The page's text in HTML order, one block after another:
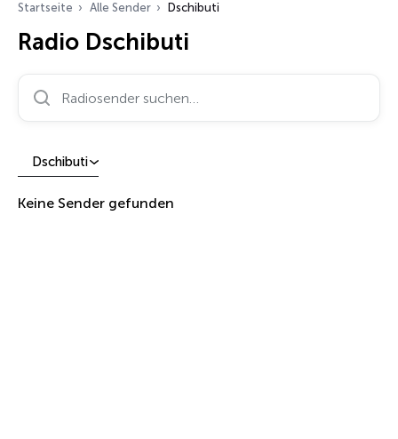
Startseite Alle Sender Dschibuti
Radio Dschibuti
Radiosender suchen…
Dschibuti
Keine Sender gefunden